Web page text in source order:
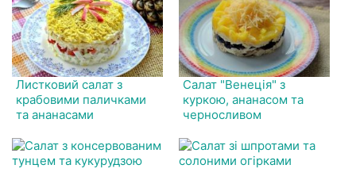
Листковий салат з
крабовими паличками
та ананасами
Салат "Венеція" з
куркою, ананасом та
черносливом